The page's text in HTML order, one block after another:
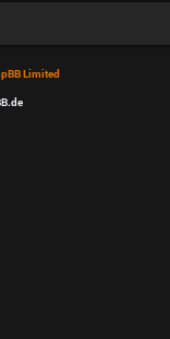
Limited